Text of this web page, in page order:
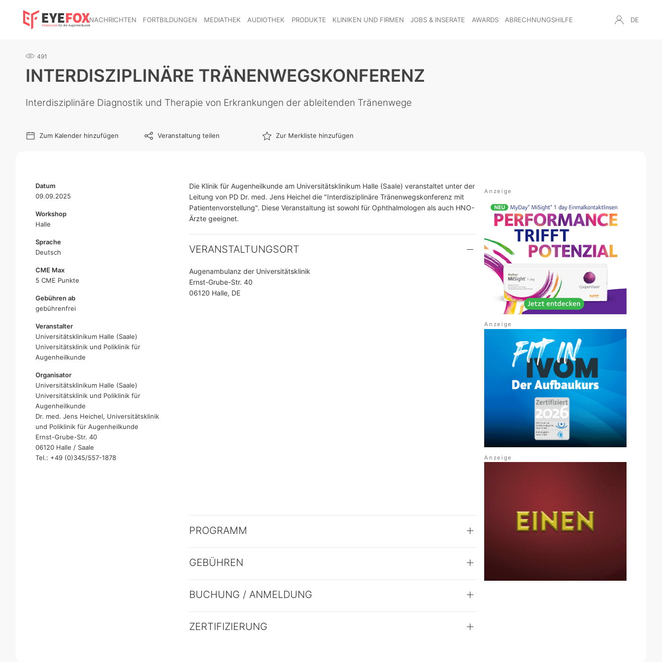
NACHRICHTEN FORTBILDUNGEN MEDIATHEK AUDIOTHEK PRODUKTE KLINIKEN UND FIRMEN JOBS & INSERATE AWARDS ABRECHNUNGSHILFE DE
491
INTERDISZIPLINÄRE TRÄNENWEGSKONFERENZ
Interdisziplinäre Diagnostik und Therapie von Erkrankungen der ableitenden Tränenwege
Zum Kalender hinzufügen Veranstaltung teilen Zur Merkliste hinzufügen
Datum
09.09.2025
Workshop
Halle
Sprache
Deutsch
CME Max
5 CME Punkte
Gebühren ab
gebührenfrei
Veranstalter
Universitätsklinikum Halle (Saale)
Universitätsklinik und Poliklinik für
Augenheilkunde
Organisator
Universitätsklinikum Halle (Saale)
Universitätsklinik und Poliklinik für
Augenheilkunde
Dr. med. Jens Heichel, Universitätsklinik
und Poliklinik für Augenheilkunde
Ernst-Grube-Str. 40
06120 Halle / Saale
Tel.: +49 (0)345/557-1878
Die Klinik für Augenheilkunde am Universitätsklinikum Halle (Saale) veranstaltet unter der
Leitung von PD Dr. med. Jens Heichel die "Interdisziplinäre Tränenwegskonferenz mit
Patientenvorstellung". Diese Veranstaltung ist sowohl für Ophthalmologen als auch HNO-
Ärzte geeignet.
VERANSTALTUNGSORT
Augenambulanz der Universitätsklinik
Ernst-Grube-Str. 40
06120 Halle, DE
PROGRAMM
GEBÜHREN
BUCHUNG / ANMELDUNG
ZERTIFIZIERUNG